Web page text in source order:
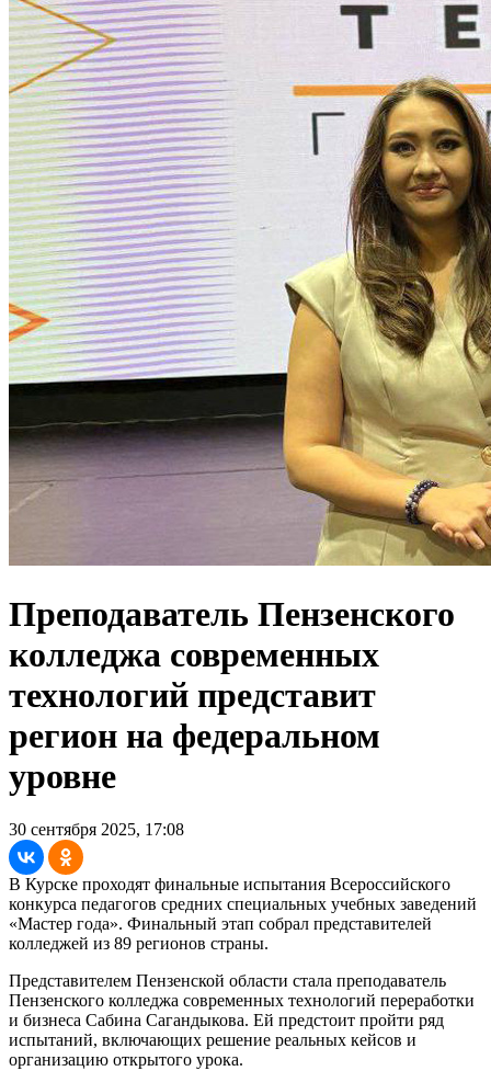
Преподаватель Пензенского
колледжа современных
технологий представит
регион на федеральном
уровне
30 сентября 2025, 17:08
В Курске проходят финальные испытания Всероссийского
конкурса педагогов средних специальных учебных заведений
«Мастер года». Финальный этап собрал представителей
колледжей из 89 регионов страны.
Представителем Пензенской области стала преподаватель
Пензенского колледжа современных технологий переработки
и бизнеса Сабина Сагандыкова. Ей предстоит пройти ряд
испытаний, включающих решение реальных кейсов и
организацию открытого урока.